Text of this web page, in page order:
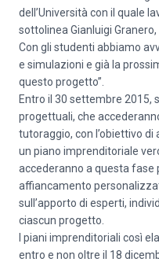
dell’Università con il quale
sottolinea Gianluigi
Con gli studenti abbiamo
e simulazioni e già la
questo progetto”.
Entro il 30 settembre 2015,
progettuali, che
tutoraggio, con l’obiettivo
un piano imprenditoriale
accederanno a questa fase
affiancamento
sull’apporto di esperti,
ciascun progetto.
I piani imprenditoriali così
entro e non oltre il 18